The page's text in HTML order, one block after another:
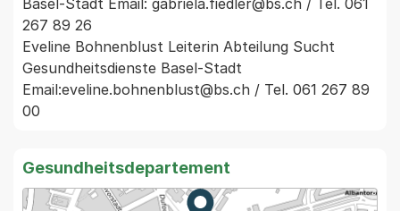
Basel-Stadt Email: gabriela.fiedler@bs.ch / Tel. 061
267 89 26
Eveline Bohnenblust Leiterin Abteilung Sucht
Gesundheitsdienste Basel-Stadt
Email:eveline.bohnenblust@bs.ch / Tel. 061 267 89
00
Gesundheitsdepartement